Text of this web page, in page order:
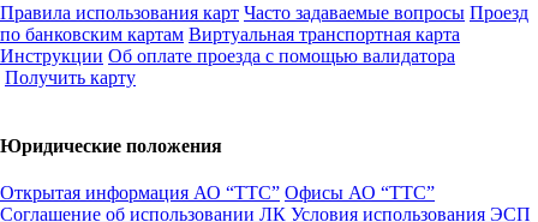
Правила использования карт Часто задаваемые вопросы Проезд
по банковским картам Виртуальная транспортная карта
Инструкции Об оплате проезда с помощью валидатора
Получить карту
Юридические положения
Открытая информация АО “ТТС” Офисы АО “ТТС”
Соглашение об использовании ЛК Условия использования ЭСП